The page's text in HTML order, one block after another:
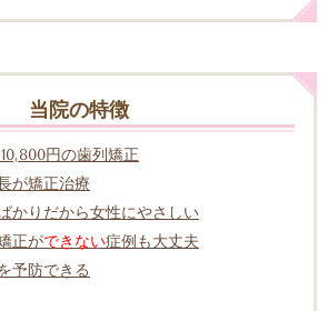
当院の特徴
円の歯列矯正
が矯正治療
かりだから女性にやさしい
正ができない症例も大丈夫
予防できる